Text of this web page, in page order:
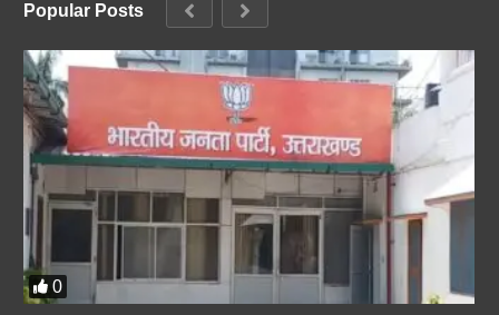
Popular Posts
0